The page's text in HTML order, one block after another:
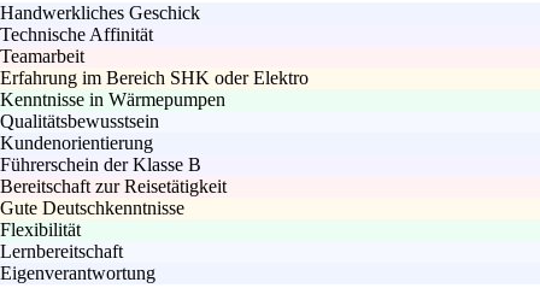
Handwerkliches Geschick
Technische Affinität
Teamarbeit
Erfahrung im Bereich SHK oder Elektro
Kenntnisse in Wärmepumpen
Qualitätsbewusstsein
Kundenorientierung
Führerschein der Klasse B
Bereitschaft zur Reisetätigkeit
Gute Deutschkenntnisse
Flexibilität
Lernbereitschaft
Eigenverantwortung